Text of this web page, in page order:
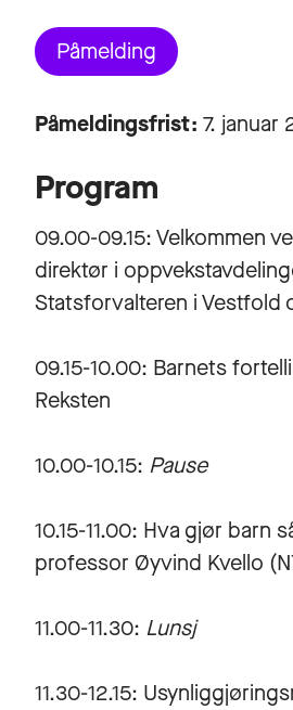
Påmelding
Påmeldingsfrist: 7. januar
Program
09.00-09.15: Velkommen
direktør i
Statsforvalteren i Vestfold
09.15-10.00: Barnets
Reksten
10.00-10.15: Pause
10.15-11.00: Hva gjør barn
professor Øyvind Kvello
11.00-11.30: Lunsj
11.30-12.15: